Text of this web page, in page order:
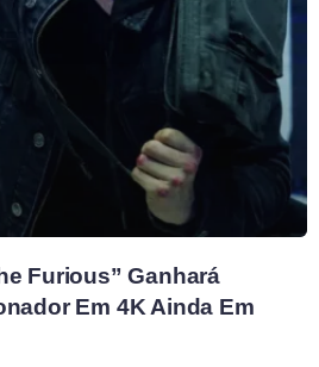
Furious” Ganhará
Em 4K Ainda Em